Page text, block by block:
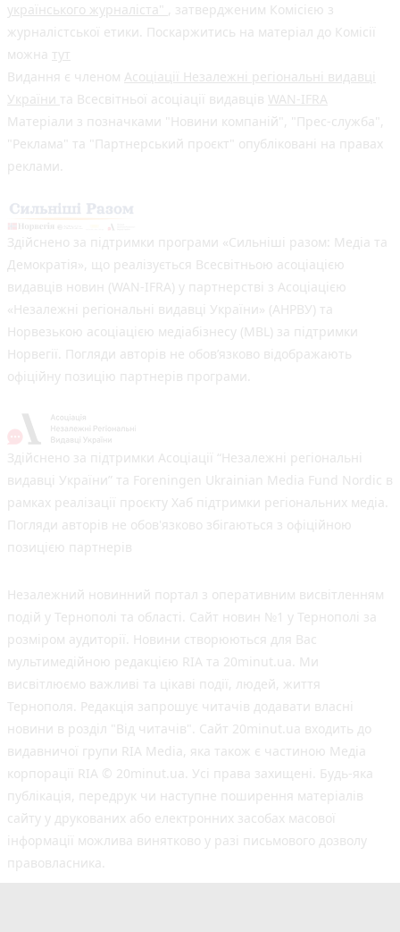
українського журналіста" , затвердженим Комісією з
журналістської етики. Поскаржитись на матеріал до Комісії
можна тут
Видання є членом Асоціації Незалежні регіональні видавці
України та Всесвітньої асоціації видавців WAN-IFRA
Матеріали з позначками "Новини компаній", "Прес-служба",
"Реклама" та "Партнерський проєкт" опубліковані на правах
реклами.
Здійснено за підтримки програми «Сильніші разом: Медіа та
Демократія», що реалізується Всесвітньою асоціацією
видавців новин (WAN-IFRA) у партнерстві з Асоціацією
«Незалежні регіональні видавці України» (АНРВУ) та
Норвезькою асоціацією медіабізнесу (MBL) за підтримки
Норвегії. Погляди авторів не обов’язково відображають
офіційну позицію партнерів програми.
Здійснено за підтримки Асоціації “Незалежні регіональні
видавці України” та Foreningen Ukrainian Media Fund Nordic в
рамках реалізації проєкту Хаб підтримки регіональних медіа.
Погляди авторів не обов'язково збігаються з офіційною
позицією партнерів
Незалежний новинний портал з оперативним висвітленням
подій у Тернополі та області. Сайт новин №1 у Тернополі за
розміром аудиторії. Новини створюються для Вас
мультимедійною редакцією RIA та 20minut.ua. Ми
висвітлюємо важливі та цікаві події, людей, життя
Тернополя. Редакція запрошує читачів додавати власні
новини в розділ "Від читачів". Сайт 20minut.ua входить до
видавничої групи RIA Media, яка також є частиною Медіа
корпорації RIA © 20minut.ua. Усі права захищені. Будь-яка
публiкацiя, передрук чи наступне поширення матеріалів
сайту у друкованих або електронних засобах масової
інформації можлива винятково у разі письмового дозволу
правовласника.